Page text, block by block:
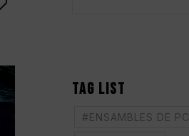
TAG LIST
#ENSAMBLES DE PC